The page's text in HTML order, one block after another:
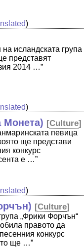
)
исландската група
представят
2014 …”
)
Монета) [Culture]
певица
ще представи
конкурс
е …”
)
[Culture]
„Фрики Форчън“
правото да
конкурс
ще …”